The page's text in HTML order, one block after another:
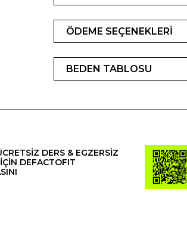
ÖDEME SEÇENEKLERİ
BEDEN TABLOSU
DERS & EGZERSİZ
DEFACTOFIT